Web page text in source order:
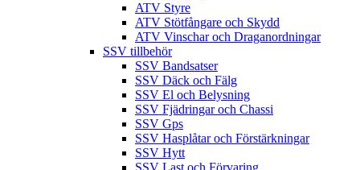
ATV Styre
ATV Stötfångare och Skydd
ATV Vinschar och Draganordningar
SSV tillbehör
SSV Bandsatser
SSV Däck och Fälg
SSV El och Belysning
SSV Fjädringar och Chassi
SSV Gps
SSV Hasplåtar och Förstärkningar
SSV Hytt
SSV Last och Förvaring